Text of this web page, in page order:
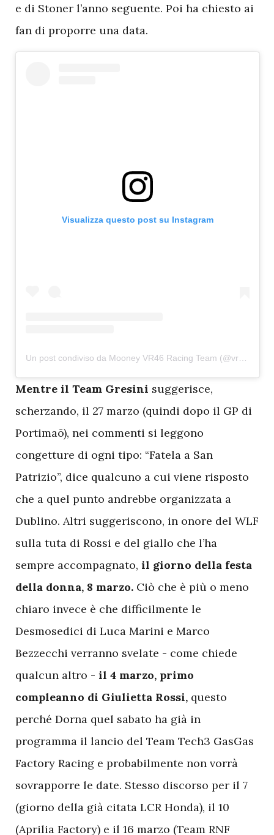
e di Stoner l’anno seguente. Poi ha chiesto ai
fan di proporre una data.
Visualizza questo post su Instagram
Un post condiviso da Mooney VR46 Racing Team (@vr46racingteam)
Mentre il Team Gresini suggerisce,
scherzando, il 27 marzo (quindi dopo il GP di
Portimaõ), nei commenti si leggono
congetture di ogni tipo: “Fatela a San
Patrizio”, dice qualcuno a cui viene risposto
che a quel punto andrebbe organizzata a
Dublino. Altri suggeriscono, in onore del WLF
sulla tuta di Rossi e del giallo che l’ha
sempre accompagnato, il giorno della festa
della donna, 8 marzo. Ciò che è più o meno
chiaro invece è che difficilmente le
Desmosedici di Luca Marini e Marco
Bezzecchi verranno svelate - come chiede
qualcun altro - il 4 marzo, primo
compleanno di Giulietta Rossi, questo
perché Dorna quel sabato ha già in
programma il lancio del Team Tech3 GasGas
Factory Racing e probabilmente non vorrà
sovrapporre le date. Stesso discorso per il 7
(giorno della già citata LCR Honda), il 10
(Aprilia Factory) e il 16 marzo (Team RNF